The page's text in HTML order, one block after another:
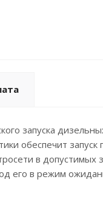
запуска
обеспечит
в
его в режим